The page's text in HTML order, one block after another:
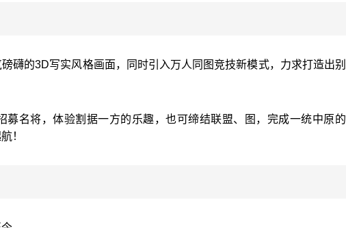
礴的3D写实风格画面，同时引入万人同图竞技新模式，力求打造出
募名将，体验割据一方的乐趣，也可缔结联盟、图，完成一统中原
！